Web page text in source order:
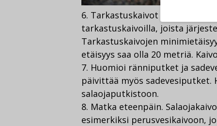
6. Tarkastuskaivot nurkille.
tarkastuskaivoilla, joista
Tarkastuskaivojen
etäisyys saa olla 20 metriä.
7. Huomioi ränniputket ja
päivittää myös sadevesiputket.
salaojaputkistoon.
8. Matka eteenpäin.
esimerkiksi perusvesikaivoon,